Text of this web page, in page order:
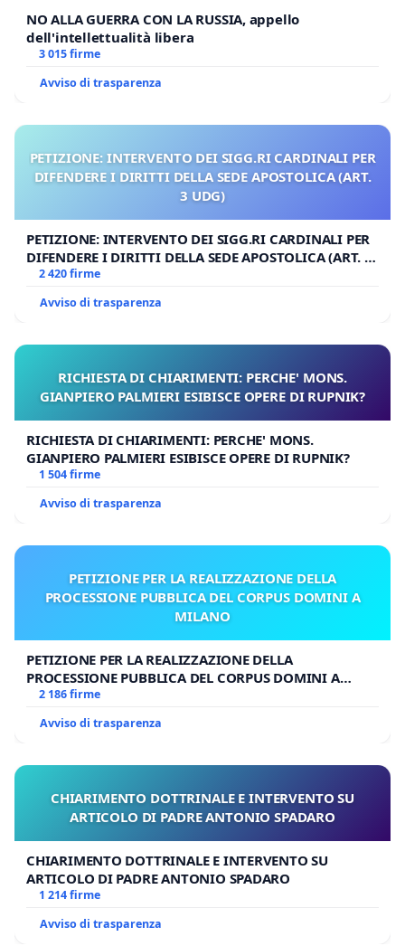
NO ALLA GUERRA CON LA RUSSIA, appello
dell'intellettualità libera
3 015 firme
Avviso di trasparenza
PETIZIONE: INTERVENTO DEI SIGG.RI CARDINALI PER
DIFENDERE I DIRITTI DELLA SEDE APOSTOLICA (ART.
3 UDG)
PETIZIONE: INTERVENTO DEI SIGG.RI CARDINALI PER
DIFENDERE I DIRITTI DELLA SEDE APOSTOLICA (ART. 3
UDG)
2 420 firme
Avviso di trasparenza
RICHIESTA DI CHIARIMENTI: PERCHE' MONS.
GIANPIERO PALMIERI ESIBISCE OPERE DI RUPNIK?
RICHIESTA DI CHIARIMENTI: PERCHE' MONS.
GIANPIERO PALMIERI ESIBISCE OPERE DI RUPNIK?
1 504 firme
Avviso di trasparenza
PETIZIONE PER LA REALIZZAZIONE DELLA
PROCESSIONE PUBBLICA DEL CORPUS DOMINI A
MILANO
PETIZIONE PER LA REALIZZAZIONE DELLA
PROCESSIONE PUBBLICA DEL CORPUS DOMINI A
MILANO
2 186 firme
Avviso di trasparenza
CHIARIMENTO DOTTRINALE E INTERVENTO SU
ARTICOLO DI PADRE ANTONIO SPADARO
CHIARIMENTO DOTTRINALE E INTERVENTO SU
ARTICOLO DI PADRE ANTONIO SPADARO
1 214 firme
Avviso di trasparenza